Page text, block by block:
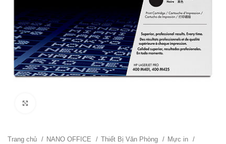
Trang chủ NANO OFFICE Thiết Bị Văn Phòng
Mực in